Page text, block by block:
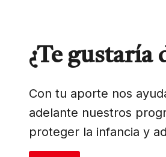
¿Te gustaría
Con tu aporte nos
adelante nuestros
proteger la infancia y